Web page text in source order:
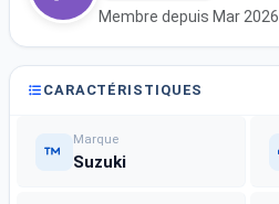
Membre depuis Mar 2026
CARACTÉRISTIQUES
Marque
Suzuki